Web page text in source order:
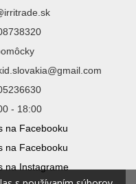
- 18:00
na Facebooku
na Facebooku
na Instagrame